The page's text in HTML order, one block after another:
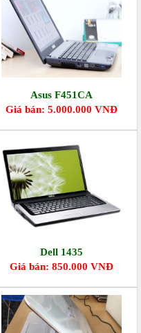
Asus F451CA
Giá bán: 5.000.000 VNĐ
Dell 1435
Giá bán: 850.000 VNĐ